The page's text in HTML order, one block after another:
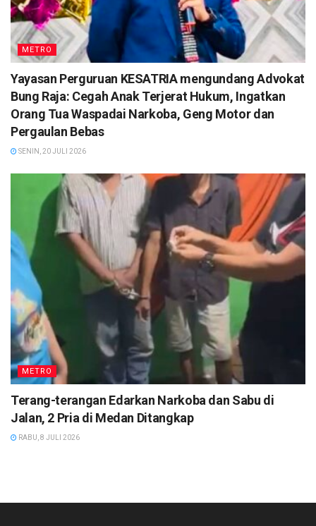
METRO
Yayasan Perguruan KESATRIA mengundang Advokat
Bung Raja: Cegah Anak Terjerat Hukum, Ingatkan
Orang Tua Waspadai Narkoba, Geng Motor dan
Pergaulan Bebas
SENIN, 20 JULI 2026
METRO
Terang-terangan Edarkan Narkoba dan Sabu di
Jalan, 2 Pria di Medan Ditangkap
RABU, 8 JULI 2026